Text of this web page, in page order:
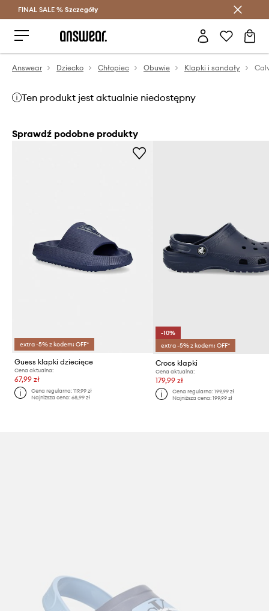
Oszczędzaj z Answear Club >
FINAL SALE % Szczegóły
Answear Dziecko Chłopiec Obuwie Klapki i sandały
Ten produkt jest aktualnie niedostępny
Sprawdź podobne produkty
extra -5% z kodem: OFF*
Guess klapki dziecięce
Cena aktualna:
67,99 zł
Cena regularna:119,99 zł
Najniższa cena:68,99 zł
-10%
extra -5% z kodem: OFF*
Crocs klapki
Cena aktualna:
179,99 zł
Cena regularna: 199,99 zł
Najniższa cena: 199,99 zł